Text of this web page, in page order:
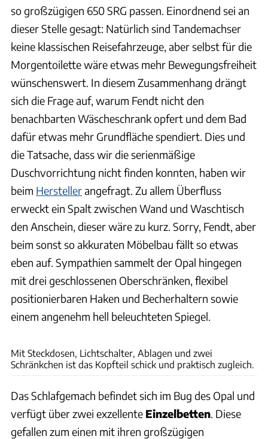
so großzügigen 650 SRG passen. Einordnend sei an
dieser Stelle gesagt: Natürlich sind Tandemachser
keine klassischen Reisefahrzeuge, aber selbst für die
Morgentoilette wäre etwas mehr Bewegungsfreiheit
wünschenswert. In diesem Zusammenhang drängt
sich die Frage auf, warum Fendt nicht den
benachbarten Wäscheschrank opfert und dem Bad
dafür etwas mehr Grundfläche spendiert. Dies und
die Tatsache, dass wir die serienmäßige
Duschvorrichtung nicht finden konnten, haben wir
beim Herstellerangefragt. Zu allem Überfluss
erweckt ein Spalt zwischen Wand und Waschtisch
den Anschein, dieser wäre zu kurz. Sorry, Fendt, aber
beim sonst so akkuraten Möbelbau fällt so etwas
eben auf. Sympathien sammelt der Opal hingegen
mit drei geschlossenen Oberschränken, flexibel
positionierbaren Haken und Becherhaltern sowie
einem angenehm hell beleuchteten Spiegel.
Mit Steckdosen, Lichtschalter, Ablagen und zwei
Schränkchen ist das Kopfteil schick und praktisch zugleich.
Das Schlafgemach befindet sich im Bug des Opal und
verfügt über zwei exzellente Einzelbetten. Diese
gefallen zum einen mit ihren großzügigen